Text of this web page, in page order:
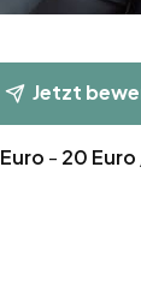
Jetzt
Euro - 20 Euro